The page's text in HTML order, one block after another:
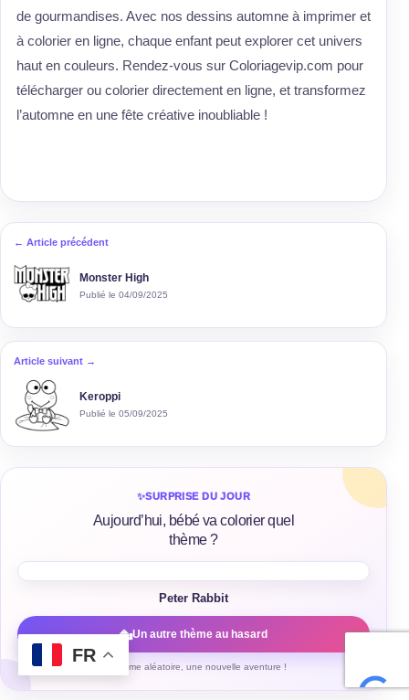
de gourmandises. Avec nos dessins automne à imprimer et
à colorier en ligne, chaque enfant peut explorer cet univers
haut en couleurs. Rendez-vous sur Coloriagevip.com pour
télécharger ou colorier directement en ligne, et transformez
l’automne en une fête créative inoubliable !
← Article précédent
Monster High
Publié le 04/09/2025
Article suivant →
Keroppi
Publié le 05/09/2025
✨SURPRISE DU JOUR
Aujourd’hui, bébé va colorier quel
thème ?
Peter Rabbit
Un autre thème au hasard
Un thème aléatoire, une nouvelle aventure !
FR